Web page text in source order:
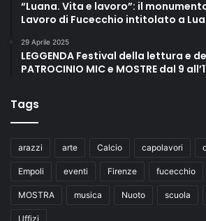
“Luana. Vita e lavoro”: il
Lavoro di Fucecchio intitolato a
29 Aprile 2025
LEGGENDA Festival della lettura e
PATROCINIO MIC e MOSTRE dal 9
Tags
arazzi arte Calcio capolavori
Empoli eventi Firenze fucecchio
MOSTRA musica Nuoto scuola
Uffizi